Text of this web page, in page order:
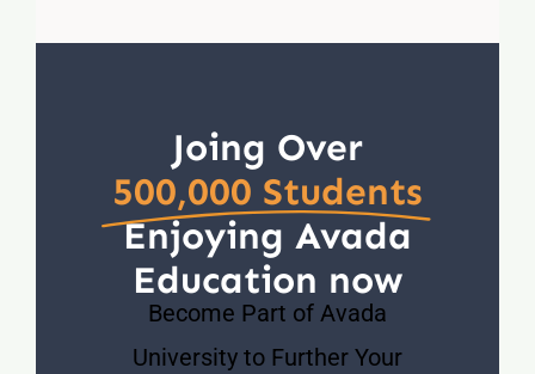
Joing Over
500,000 Students
Enjoying Avada
Education now
Become Part of Avada
University to Further Your